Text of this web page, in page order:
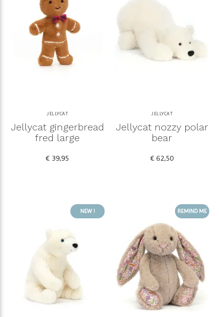
JELLYCAT
Jellycat gingerbread
fred large
€ 39,95
JELLYCAT
Jellycat nozzy polar
bear
€ 62,50
NEW ! REMIND ME